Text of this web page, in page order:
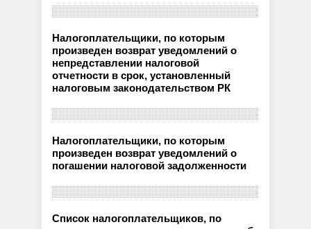
Налогоплательщики, по которым
произведен возврат уведомлений о
непредставлении налоговой
отчетности в срок, установленный
налоговым законодательством РК
Налогоплательщики, по которым
произведен возврат уведомлений о
погашении налоговой задолженности
Список налогоплательщиков, по